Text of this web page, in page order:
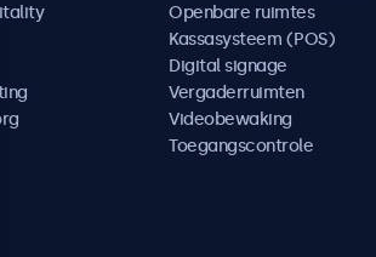
Openbare ruimtes
Kassasysteem (POS)
Digital signage
Vergaderruimten
Videobewaking
Toegangscontrole